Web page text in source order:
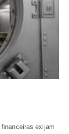
exijam